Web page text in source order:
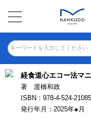
キーワードを入力してください
経食道心エコー法マ
著 渡橋和政
ISBN：978-4-524-
発行年月：2025年●月